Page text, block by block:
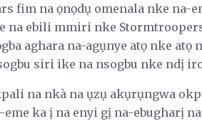
fim na ọnọdụ omenala nke na-
na ebili mmiri nke
aghara na-agụnye atọ nke
siri ike na nsogbu nke ndị
na nkà na ụzụ akụrụngwa
ka ị na enyi gị na-ebugharị na